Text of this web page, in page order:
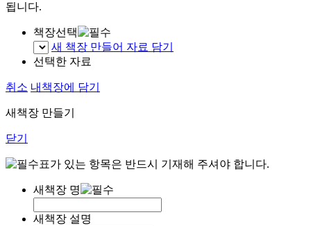
됩니다.
책장선택
새 책장 만들어 자료 담기
선택한 자료
취소 내책장에 담기
새책장 만들기
닫기
표가 있는 항목은 반드시 기재해 주셔야 합니다.
새책장 명
새책장 설명